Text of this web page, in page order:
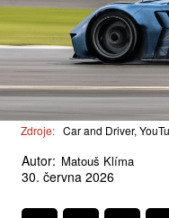
Zdroje: Car and Driver,
Autor: Matouš Klíma
30. června 2026